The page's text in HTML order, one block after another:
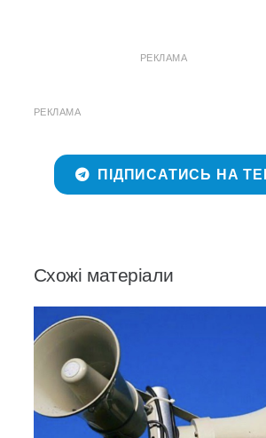
РЕКЛАМА
РЕКЛАМА
ПІДПИСАТИСЬ НА
Схожі матеріали